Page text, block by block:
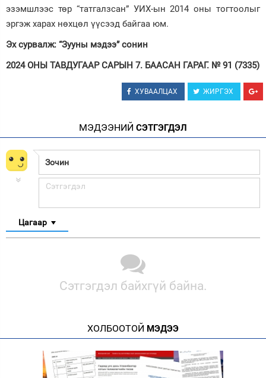
эзэмшлээс төр “татгалзсан” УИХ-ын 2014 оны тогтоолыг
эргэж харах нөхцөл үүсээд байгаа юм.
Эх сурвалж: “Зууны мэдээ” сонин
2024 ОНЫ ТАВДУГААР САРЫН 7. БААСАН ГАРАГ. № 91 (7335)
ХУВААЛЦАХ ЖИРГЭХ
МЭДЭЭНИЙ СЭТГЭГДЭЛ
Цагаар
Сэтгэгдэл байхгүй байна.
ХОЛБООТОЙ МЭДЭЭ